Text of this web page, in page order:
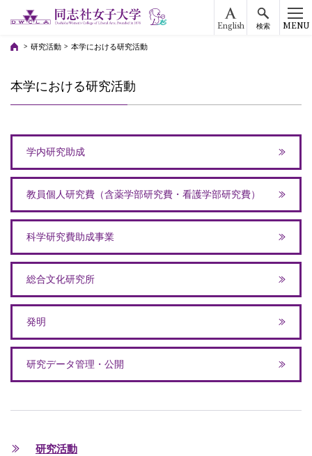
English 検索 MENU
研究活動 本学における研究活動
本学における研究活動
学内研究助成
教員個人研究費（含薬学部研究費・看護学部研究費）
科学研究費助成事業
総合文化研究所
発明
研究データ管理・公開
研究活動